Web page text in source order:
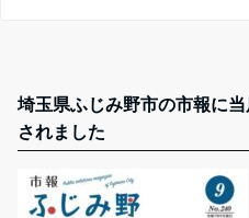
埼玉県ふじみ野市の市報に
されました